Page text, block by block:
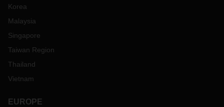
Korea
Malaysia
Singapore
Taiwan Region
Thailand
Vietnam
EUROPE